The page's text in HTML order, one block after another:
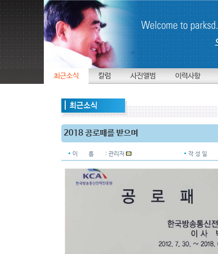
최근소식 칼럼 사진앨범 이력사항
2018 공로패를 받으며
이 름 : 관리자 작 성 일